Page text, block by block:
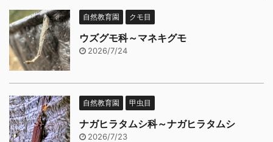
自然教育園 クモ目
ウズグモ科～マネキグモ
2026/7/24
自然教育園 甲虫目
ナガヒラタムシ科～ナガヒラタムシ
2026/7/23